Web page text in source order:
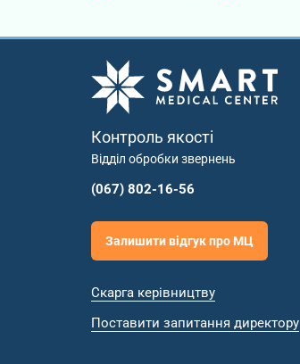
Контроль якості
Відділ обробки звернень
(067) 802-16-56
Залишити відгук про МЦ
Скарга керівництву
Поставити запитання директору